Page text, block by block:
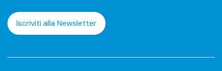
Iscriviti alla Newsletter